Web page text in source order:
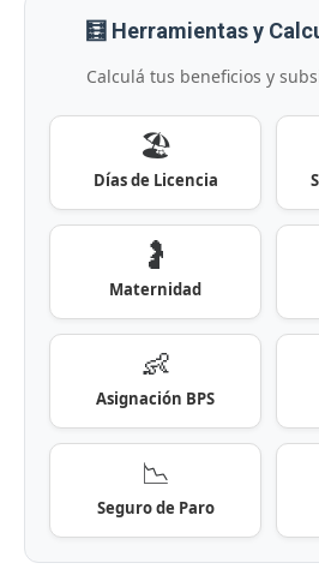
🧮 Herramientas y
Calculá tus beneficios y
🏖️
Días de Licencia
🤰
Maternidad
👶
Asignación BPS
📉
Seguro de Paro